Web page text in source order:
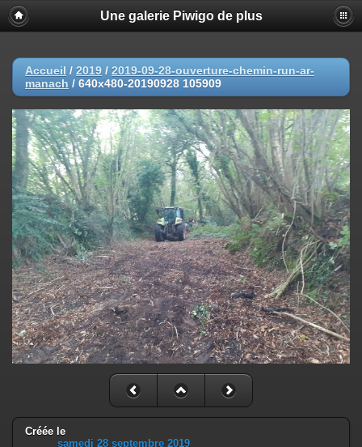
Une galerie Piwigo de plus
Accueil / 2019 / 2019-09-28-ouverture-chemin-run-ar-
manach / 640x480-20190928 105909
Créée le
samedi 28 septembre 2019